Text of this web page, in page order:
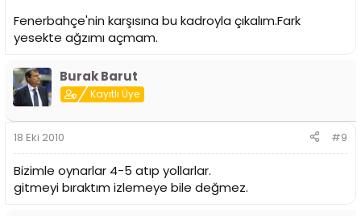
Fenerbahçe'nin karşısına bu kadroyla çıkalım.Fark
yesekte ağzımı açmam.
Burak Barut
Kayıtlı Üye
18 Eki 2010 #9
Bizimle oynarlar 4-5 atıp yollarlar.
gitmeyi bıraktım izlemeye bile değmez.